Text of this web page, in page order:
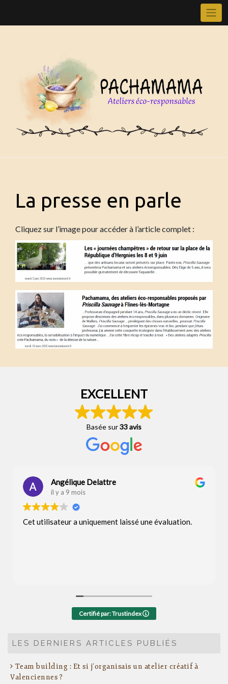
La presse en parle
Cliquez sur l’image pour accéder à l’article complet :
EXCELLENT
Basée sur33 avis
Angélique Delattre
il y a 9 mois
Cet utilisateur a uniquement laissé une évaluation.
Certifié par: Trustindex
LES DERNIERS ARTICLES PUBLIÉS
Team building : Et si j’organisais un atelier créatif à
Valenciennes ?